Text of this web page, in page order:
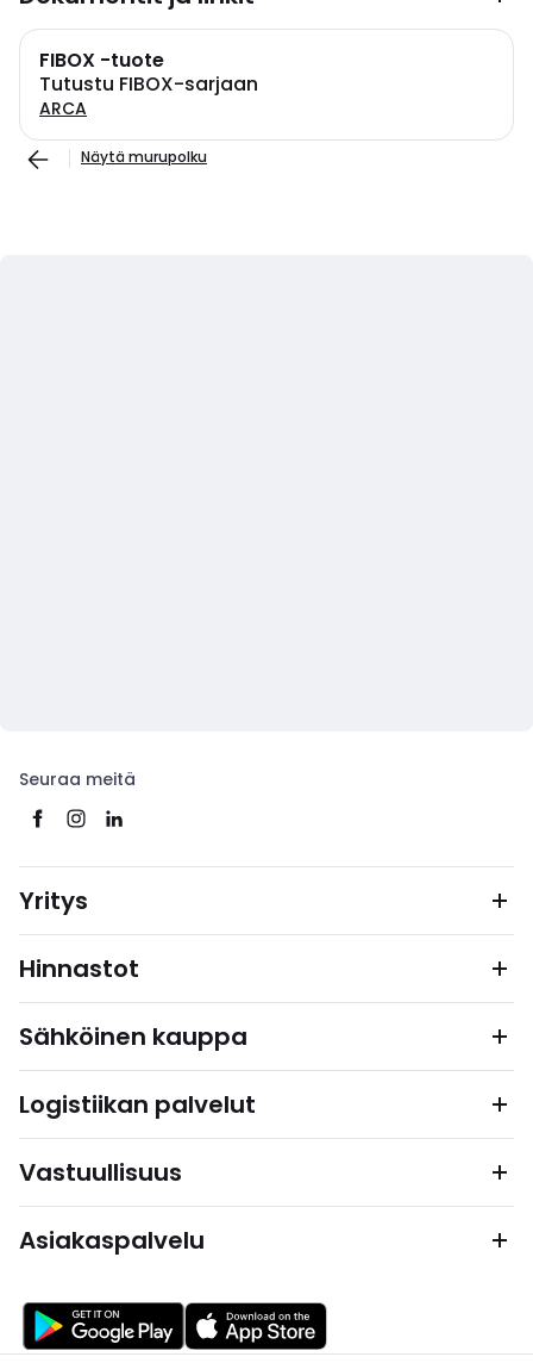
FIBOX -tuote
Tutustu FIBOX-sarjaan
ARCA
Näytä murupolku
Seuraa meitä
Yritys
Hinnastot
Sähköinen kauppa
Logistiikan palvelut
Vastuullisuus
Asiakaspalvelu